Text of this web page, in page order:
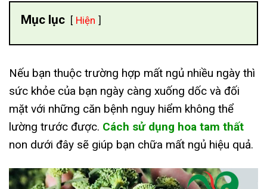
Mục lục Hiện
Nếu bạn thuộc trường hợp mất ngủ nhiều ngày thì
sức khỏe của bạn ngày càng xuống dốc và đối
mặt với những căn bệnh nguy hiểm không thể
lường trước được. Cách sử dụng hoa tam thất
non dưới đây sẽ giúp bạn chữa mất ngủ hiệu quả.